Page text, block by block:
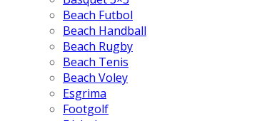
Beach Futbol
Beach Handball
Beach Rugby
Beach Tenis
Beach Voley
Esgrima
Footgolf